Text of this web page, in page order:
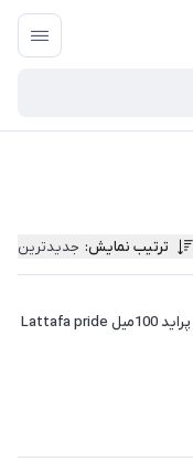
ترتیب نمایش: جدیدترین
ادکلن شاهین گلد لطافه پراید 100میل Lattafa pride